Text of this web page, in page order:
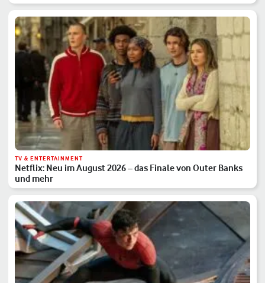
TV & ENTERTAINMENT
Netflix: Neu im August 2026 – das Finale von Outer Banks
und mehr